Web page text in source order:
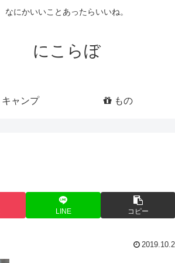
なにかいいことあったらいいね。
にこらぼ
キャンプ もの
LINE コピー